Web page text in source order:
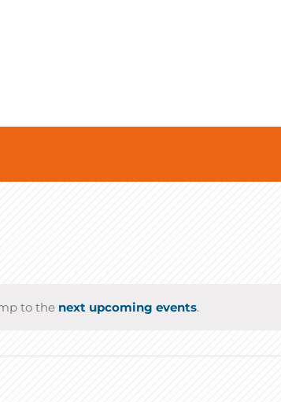
to the next upcoming events.